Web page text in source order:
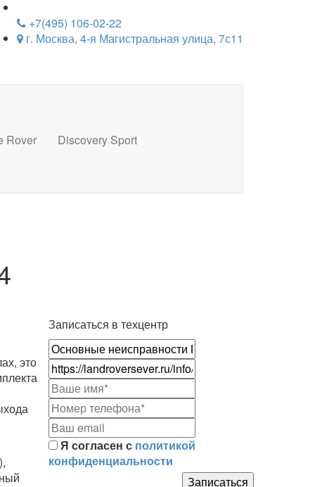
+7(495) 106-02-22
г. Москва, 4-я Магистральная улица, 7с11
Rover Discovery Sport
это
Записаться в техцентр
Я согласен с политикой
конфиденциальности